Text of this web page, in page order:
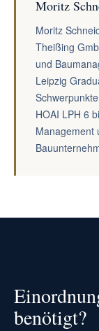
Moritz
Moritz
Theißing
und
Leipzig
HOAI LPH 6
Management
benötigt?